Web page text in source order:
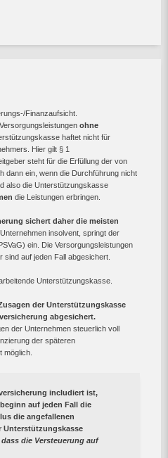
Finanzaufsicht.
ohne
haftet nicht für
Hier gilt § 1
steht für die Erfüllung der von
dann ein, wenn die Durchführung nicht
also die Unterstützungskasse
die Leistungen erbringen.
sichert daher die meisten
insolvent, springt der
ein. Die Versorgungsleistungen
sind auf jeden Fall abgesichert.
Unterstützungskasse.
der Unterstützungskasse
abgesichert.
der Unternehmen steuerlich voll
der späteren
möglich.
includiert ist,
auf jeden Fall die
die angefallenen
Unterstützungskasse
die Versteuerung auf